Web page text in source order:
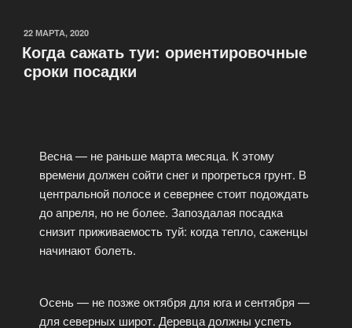
22 МАРТА, 2020
Когда сажать туи: ориентировочные
сроки посадки
Весна — не раньше марта месяца. К этому
времени должен сойти снег и прогреться грунт. В
центральной полосе и севернее стоит подождать
до апреля, но не более. Запоздалая посадка
снизит приживаемость туй: когда тепло, саженцы
начинают болеть.
Осень — не позже октября для юга и сентября —
для северных широт. Деревца должны успеть